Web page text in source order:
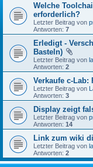
Welche
erforderlich?
Letzter Beitrag von
Antworten: 7
Erledigt -
Basteln)
Letzter Beitrag von
Antworten: 2
Verkaufe c-Lab:
Letzter Beitrag von
Antworten: 3
Display zeigt
Letzter Beitrag von
Antworten: 14
Link zum wiki
Letzter Beitrag von
Antworten: 2